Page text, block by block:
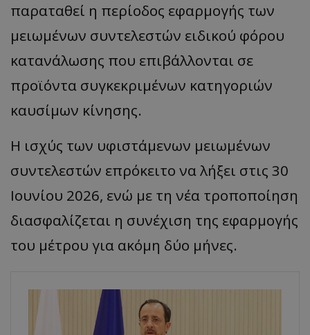
παραταθεί η περίοδος εφαρμογής των
μειωμένων συντελεστών ειδικού φόρου
κατανάλωσης που επιβάλλονται σε
προϊόντα συγκεκριμένων κατηγοριών
καυσίμων κίνησης.
Η ισχύς των υφιστάμενων μειωμένων
συντελεστών επρόκειτο να λήξει στις 30
Ιουνίου 2026, ενώ με τη νέα τροποποίηση
διασφαλίζεται η συνέχιση της εφαρμογής
του μέτρου για ακόμη δύο μήνες.